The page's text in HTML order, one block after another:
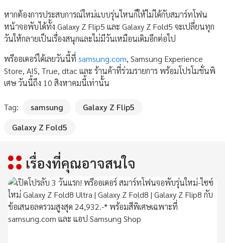
หากต้องการประสบการณ์ใหม่แบบรุ่นไหนก็ให้ไม่ได้กับสมาร์ทโฟน
หน้าจอพับได้ทั้ง Galaxy Z Flip5 และ Galaxy Z Fold5 จะเปลี่ยนทุก
วันให้กลายเป็นเรื่องสนุกและไม่มีวันเหมือนเดิมอีกต่อไป
พรีออเดอร์ได้เลยวันนี้ที่ samsung.com, Samsung Experience
Store, AIS, True, dtac และ ร้านค้าที่ร่วมรายการ พร้อมโปรโมชั่นพิ
เศษ วันนี้ถึง 10 สิงหาคมนี้เท่านั้น
Tag: samsung
Galaxy Z Flip5
Galaxy Z Fold5
เรื่องที่คุณอาจสนใจ